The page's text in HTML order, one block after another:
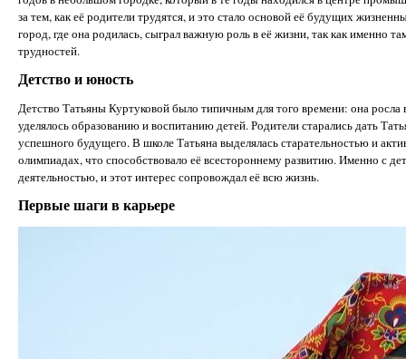
за тем, как её родители трудятся, и это стало основой её будущих
город, где она родилась, сыграл важную роль в её жизни, так как именно
трудностей.
Детство и юность
Детство Татьяны Куртуковой было типичным для того времени: она росла
уделялось образованию и воспитанию детей. Родители старались дать
успешного будущего. В школе Татьяна выделялась старательностью и
олимпиадах, что способствовало её всестороннему развитию. Именно с
деятельностью, и этот интерес сопровождал её всю жизнь.
Первые шаги в карьере